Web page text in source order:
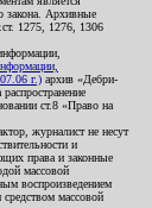
закона. Архивные
1275, 1276, 1306
г.) архив «Дебри-
ст.8 «Право на
журналист не несут
и
права и законные
массовой
воспроизведением
массовой